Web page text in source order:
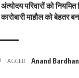
अंत्योदय परिवारों को नियमित
कारोबारी माहौल को बेहतर
TAGGED: Anand Bardhan